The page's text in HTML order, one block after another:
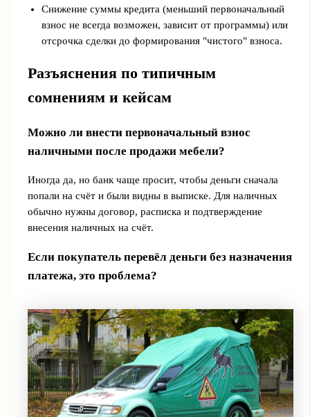
Снижение суммы кредита (меньший первоначальный
взнос не всегда возможен, зависит от программы) или
отсрочка сделки до формирования "чистого" взноса.
Разъяснения по типичным
сомнениям и кейсам
Можно ли внести первоначальный взнос
наличными после продажи мебели?
Иногда да, но банк чаще просит, чтобы деньги сначала
попали на счёт и были видны в выписке. Для наличных
обычно нужны договор, расписка и подтверждение
внесения наличных на счёт.
Если покупатель перевёл деньги без назначения
платежа, это проблема?